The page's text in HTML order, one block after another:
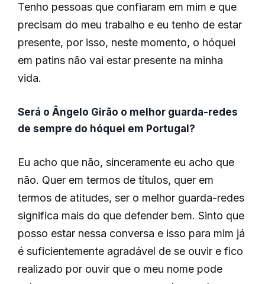
Tenho pessoas que confiaram em mim e que
precisam do meu trabalho e eu tenho de estar
presente, por isso, neste momento, o hóquei
em patins não vai estar presente na minha
vida.
Será o Ângelo Girão o melhor guarda-redes
de sempre do hóquei em Portugal?
Eu acho que não, sinceramente eu acho que
não. Quer em termos de títulos, quer em
termos de atitudes, ser o melhor guarda-redes
significa mais do que defender bem. Sinto que
posso estar nessa conversa e isso para mim já
é suficientemente agradável de se ouvir e fico
realizado por ouvir que o meu nome pode